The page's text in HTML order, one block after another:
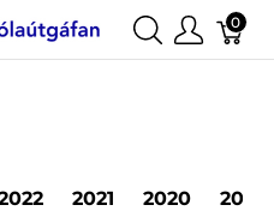
0
2021 2020 2019